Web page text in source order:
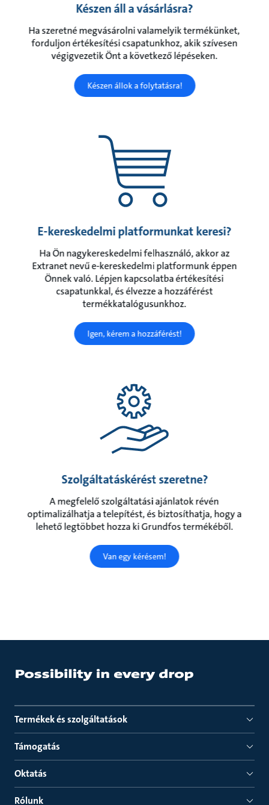
Készen áll a vásárlásra?
Ha szeretné megvásárolni valamelyik termékünket,
forduljon értékesítési csapatunkhoz, akik szívesen
végigvezetik Önt a következő lépéseken.
Készen állok a folytatásra!
E-kereskedelmi platformunkat keresi?
Ha Ön nagykereskedelmi felhasználó, akkor az
Extranet nevű e-kereskedelmi platformunk éppen
Önnek való. Lépjen kapcsolatba értékesítési
csapatunkkal, és élvezze a hozzáférést
termékkatalógusunkhoz.
Igen, kérem a hozzáférést!
Szolgáltatáskérést szeretne?
A megfelelő szolgáltatási ajánlatok révén
optimalizálhatja a telepítést, és biztosíthatja, hogy a
lehető legtöbbet hozza ki Grundfos termékéből.
Van egy kérésem!
Termékek és szolgáltatások
Támogatás
Oktatás
Rólunk